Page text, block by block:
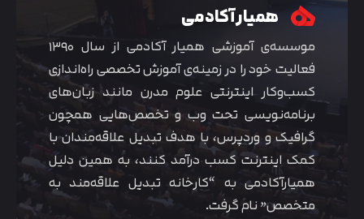
همیار آکادمی
موسسه‌ی آموزشی همیار آکادمی از سال ۱۳۹۰
فعالیت خود را در زمینه‌ی آموزش تخصصی راه‌اندازی
کسب‌و‌کار اینترنتی علوم مدرن مانند زبان‌های
برنامه‌نویسی تحت وب و تخصص‌هایی همچون
گرافیک و وردپرس، با هدف تبدیل علاقه‌مندان با
کمک اینترنت کسب درآمد کنند، به همین دلیل
همیارآکادمی به “کارخانه تبدیل علاقه‌مند به
متخصص” نام گرفت.
متوجه شدم